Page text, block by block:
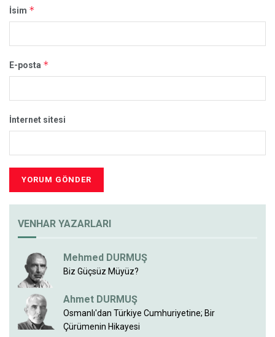
İsim *
E-posta *
İnternet sitesi
VENHAR YAZARLARI
Mehmed DURMUŞ
Biz Güçsüz Müyüz?
Ahmet DURMUŞ
Osmanlı'dan Türkiye Cumhuriyetine; Bir
Çürümenin Hikayesi